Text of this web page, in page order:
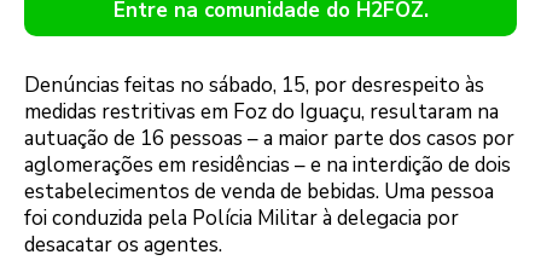
Entre na comunidade do H2FOZ.
Denúncias feitas no sábado, 15, por desrespeito às
medidas restritivas em Foz do Iguaçu, resultaram na
autuação de 16 pessoas – a maior parte dos casos por
aglomerações em residências – e na interdição de dois
estabelecimentos de venda de bebidas. Uma pessoa
foi conduzida pela Polícia Militar à delegacia por
desacatar os agentes.